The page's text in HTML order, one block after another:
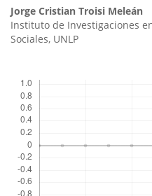
Contenido
principal
artículo
Jorge Cristian Troisi Meleán
Instituto de Investigaciones
Sociales, UNLP